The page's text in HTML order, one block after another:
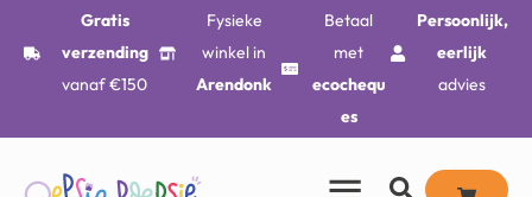
Gratis
verzending
vanaf €150
Fysieke
winkel in
Arendonk
Betaal
met
ecochequ
es
Persoonlijk,
eerlijk
advies